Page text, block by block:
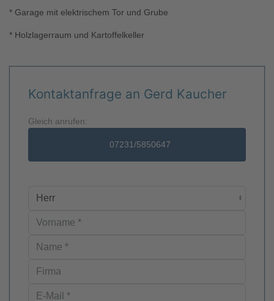
* Garage mit elektrischem Tor und Grube
* Holzlagerraum und Kartoffelkeller
Kontaktanfrage an Gerd Kaucher
Gleich anrufen:
07231/5850647